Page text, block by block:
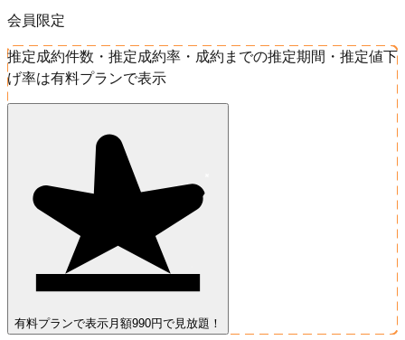
会員限定
推定成約件数・推定成約率・成約までの推定期間・推定値下
げ率は有料プランで表示
有料プランで表示 月額990円で見放題！